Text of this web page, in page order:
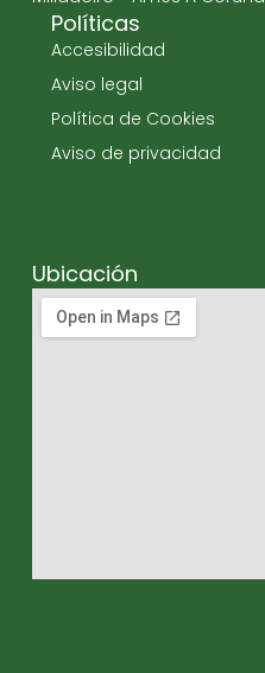
Políticas
Accesibilidad
Aviso legal
Política de Cookies
Aviso de privacidad
Ubicación